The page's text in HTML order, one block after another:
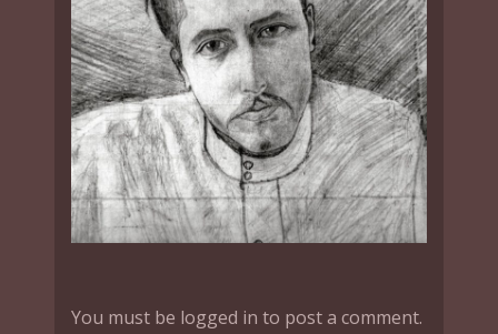
You must be logged in to post a comment.